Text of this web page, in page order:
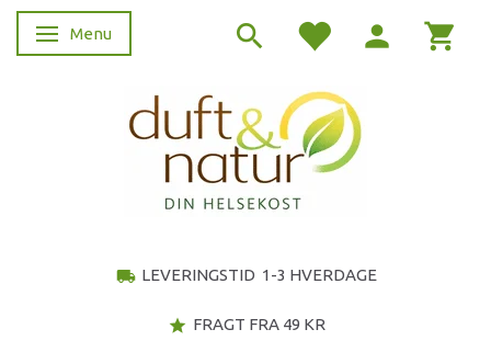
Skifte navigation
Menu
local_shipping LEVERINGSTID 1-3 HVERDAGE
star FRAGT FRA 49 KR